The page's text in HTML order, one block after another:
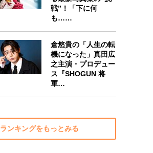
戦”！「下に何
も……
倉悠貴の「人生の転
機になった」真田広
之主演・プロデュー
ス『SHOGUN 将
軍…
ランキングをもっとみる